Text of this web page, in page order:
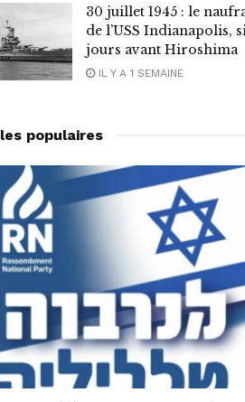
30 juillet 1945 : le
de l’USS Indianapolis,
jours avant Hiroshima
IL Y A 1 SEMAINE
populaires